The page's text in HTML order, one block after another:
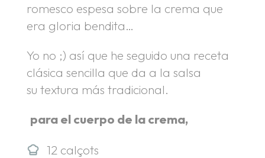
romesco espesa sobre la crema que
era gloria bendita…
Yo no ;) así que he seguido una receta
clásica sencilla que da a la salsa
su textura más tradicional.
para el cuerpo de la crema,
12 calçots